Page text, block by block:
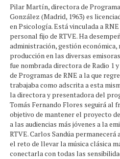
Pilar Martín, directora de
González (Madrid, 1963) es
en Psicología. Está vinculada a RNE
personal fijo de RTVE. Ha
administración, gestión económica,
producción en las diversas
fue nombrada directora de Radio 1
de Programas de RNE a la que
trabajaba como adscrita a esta
la directora y presentadora del
Tomás Fernando Flores seguirá al
objetivo de mantener el proyecto
a las audiencias más jóvenes a la
RTVE. Carlos Sandúa
el reto de llevar la música clásica
conectarla con todas las